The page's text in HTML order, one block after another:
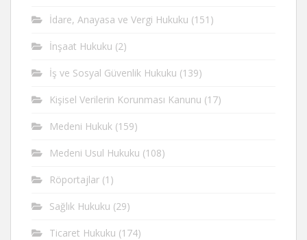
İdare, Anayasa ve Vergi Hukuku (151)
İnşaat Hukuku (2)
İş ve Sosyal Güvenlik Hukuku (139)
Kişisel Verilerin Korunması Kanunu (17)
Medeni Hukuk (159)
Medeni Usul Hukuku (108)
Röportajlar (1)
Sağlık Hukuku (29)
Ticaret Hukuku (174)